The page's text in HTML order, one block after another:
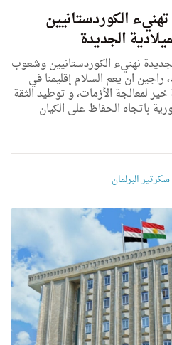
الكوردستانيين
الجديدة
نهنيء الكوردستانيين وشعوب
راجين ان يعم السلام إقليمنا في
لمعالجة الأزمات، و توطيد الثقة
باتجاه الحفاظ على الكيان
سكرتیر البرلمان